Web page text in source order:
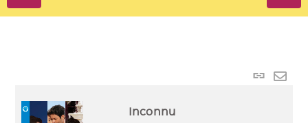
Lien
Inconnu